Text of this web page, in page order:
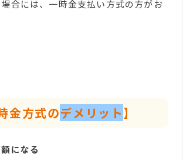
合には、一時金支払い方式の方がお
金方式のデメリット】
になる